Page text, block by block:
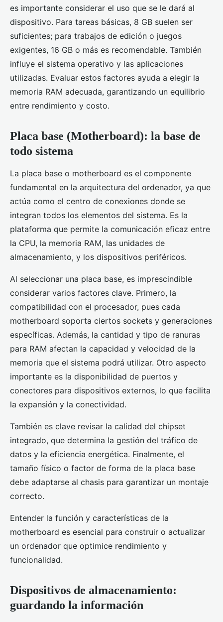
es importante considerar el uso que se le dará al
dispositivo. Para tareas básicas, 8 GB suelen ser
suficientes; para trabajos de edición o juegos
exigentes, 16 GB o más es recomendable. También
influye el sistema operativo y las aplicaciones
utilizadas. Evaluar estos factores ayuda a elegir la
memoria RAM adecuada, garantizando un equilibrio
entre rendimiento y costo.
Placa base (Motherboard): la base de
todo sistema
La placa base o motherboard es el componente
fundamental en la arquitectura del ordenador, ya que
actúa como el centro de conexiones donde se
integran todos los elementos del sistema. Es la
plataforma que permite la comunicación eficaz entre
la CPU, la memoria RAM, las unidades de
almacenamiento, y los dispositivos periféricos.
Al seleccionar una placa base, es imprescindible
considerar varios factores clave. Primero, la
compatibilidad con el procesador, pues cada
motherboard soporta ciertos sockets y generaciones
específicas. Además, la cantidad y tipo de ranuras
para RAM afectan la capacidad y velocidad de la
memoria que el sistema podrá utilizar. Otro aspecto
importante es la disponibilidad de puertos y
conectores para dispositivos externos, lo que facilita
la expansión y la conectividad.
También es clave revisar la calidad del chipset
integrado, que determina la gestión del tráfico de
datos y la eficiencia energética. Finalmente, el
tamaño físico o factor de forma de la placa base
debe adaptarse al chasis para garantizar un montaje
correcto.
Entender la función y características de la
motherboard es esencial para construir o actualizar
un ordenador que optimice rendimiento y
funcionalidad.
Dispositivos de almacenamiento:
guardando la información